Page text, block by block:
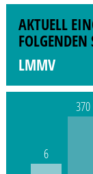
AKTUELL
FOLGENDEN
LMMV
6
370